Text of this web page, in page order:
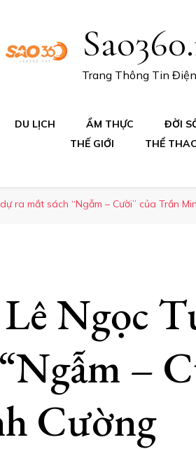
Trang Thông Tin
DU LỊCH ẨM THỰC ĐỜI
THẾ GIỚI
THỂ
ra mắt sách “Ngẫm – Cười” của Trần
Ngọc
–
Cường